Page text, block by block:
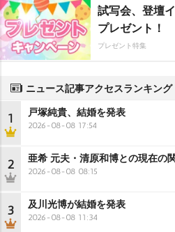
試写会、登壇
プレゼント！
プレゼント特集
ニュース記事アクセスランキング
1 戸塚純貴、結婚を発表
2026-08-08 17:54
2 亜希 元夫・清原和博との現在の
2026-08-08 08:15
3 及川光博が結婚を発表
2026-08-08 11:34